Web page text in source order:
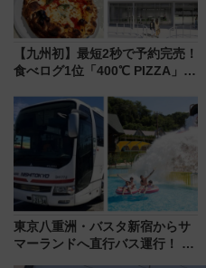
【九州初】最短2秒で予約完売！
食べログ1位「400℃ PIZZA」が
プン。もつ鍋風など限定メニュ
ーも
東京八重洲・バスタ新宿からサ
マーランドへ直行バス運行！ お